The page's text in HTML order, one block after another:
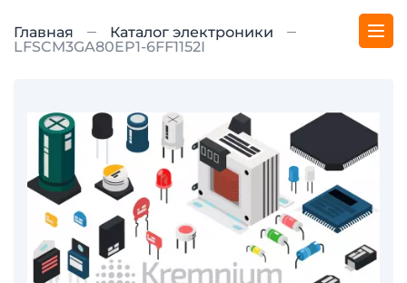
Главная
Каталог электроники
LFSCM3GA80EP1-6FF1152I